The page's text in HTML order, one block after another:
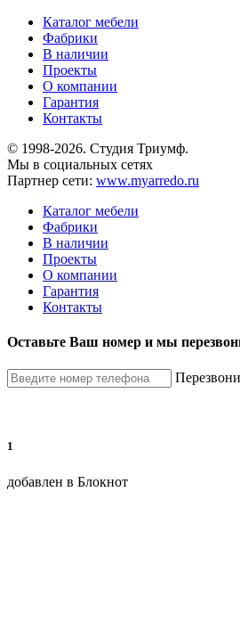
Каталог мебели
Фабрики
В наличии
Проекты
О компании
Гарантия
Контакты
© 1998-2026. Студия Триумф.
Мы в социальных сетях
Партнер сети: www.myarredo.ru
Каталог мебели
Фабрики
В наличии
Проекты
О компании
Гарантия
Контакты
Оставьте Ваш номер и мы
1
добавлен в Блокнот